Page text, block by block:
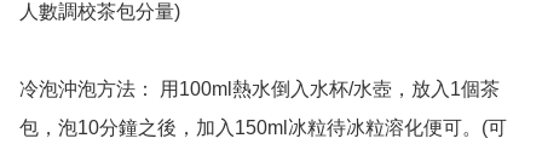
人數調校茶包分量)
冷泡沖泡方法： 用100ml熱水倒入水杯/水壺，放入1個茶
包，泡10分鐘之後，加入150ml冰粒待冰粒溶化便可。(可